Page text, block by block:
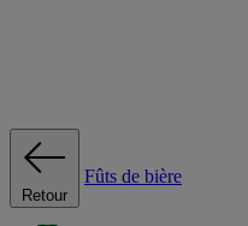
Retour
Fûts de bière